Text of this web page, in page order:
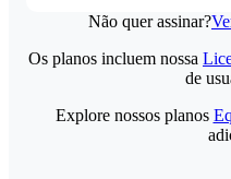
Não quer assinar?
Os planos incluem nossa
de
Explore nossos planos